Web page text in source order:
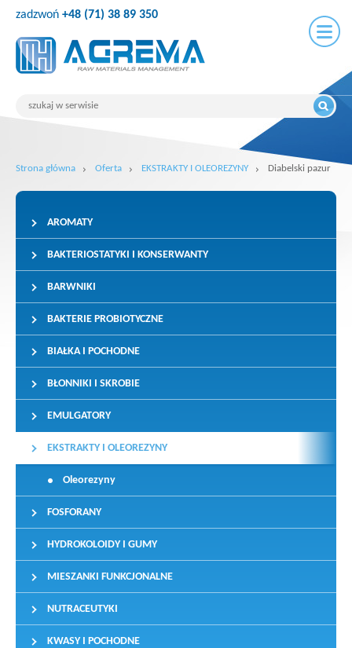
zadzwoń +48 (71) 38 89 350
Strona główna Oferta EKSTRAKTY I OLEOREZYNY Diabelski pazur
AROMATY
BAKTERIOSTATYKI I KONSERWANTY
BARWNIKI
BAKTERIE PROBIOTYCZNE
BIAŁKA I POCHODNE
BŁONNIKI I SKROBIE
EMULGATORY
EKSTRAKTY I OLEOREZYNY
Oleorezyny
FOSFORANY
HYDROKOLOIDY I GUMY
MIESZANKI FUNKCJONALNE
NUTRACEUTYKI
KWASY I POCHODNE